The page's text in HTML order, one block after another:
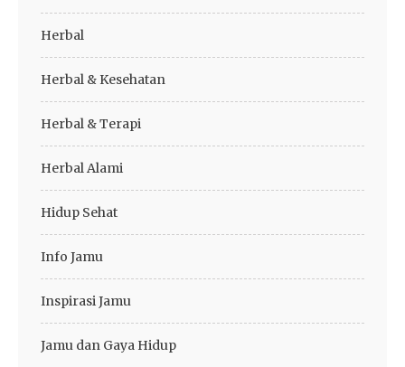
Herbal
Herbal & Kesehatan
Herbal & Terapi
Herbal Alami
Hidup Sehat
Info Jamu
Inspirasi Jamu
Jamu dan Gaya Hidup